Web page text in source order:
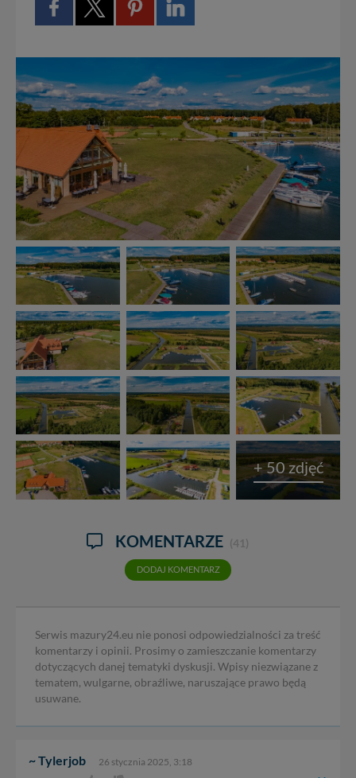
+ 50 zdjęć
KOMENTARZE (41)
DODAJ KOMENTARZ
Serwis mazury24.eu nie ponosi odpowiedzialności za treść
komentarzy i opinii. Prosimy o zamieszczanie komentarzy
dotyczących danej tematyki dyskusji. Wpisy niezwiązane z
tematem, wulgarne, obraźliwe, naruszające prawo będą
usuwane.
~ Tylerjob 26 stycznia 2025, 3:18